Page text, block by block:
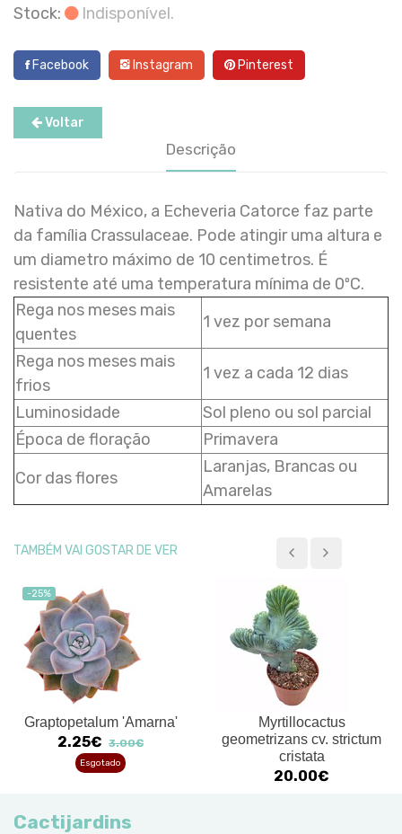
Stock:
Indisponível.
Facebook Instagram Pinterest
Voltar
Descrição
Nativa do México, a Echeveria Catorce faz parte
da família Crassulaceae. Pode atingir uma altura e
um diametro máximo de 10 centimetros. É
resistente até uma temperatura mínima de 0ºC.
Rega nos meses mais
quentes
1 vez por semana
Rega nos meses mais
frios
1 vez a cada 12 dias
Luminosidade
Sol pleno ou sol parcial
Época de floração
Primavera
Cor das flores
Laranjas, Brancas ou
Amarelas
TAMBÉM VAI GOSTAR DE VER
-25%
Graptopetalum 'Amarna'
2.25€ 3.00€
Esgotado
Myrtillocactus
geometrizans cv. strictum
cristata
20.00€
Cactijardins